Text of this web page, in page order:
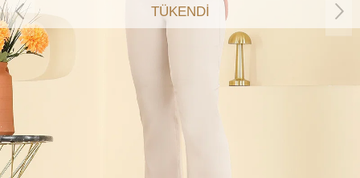
TÜKENDİ